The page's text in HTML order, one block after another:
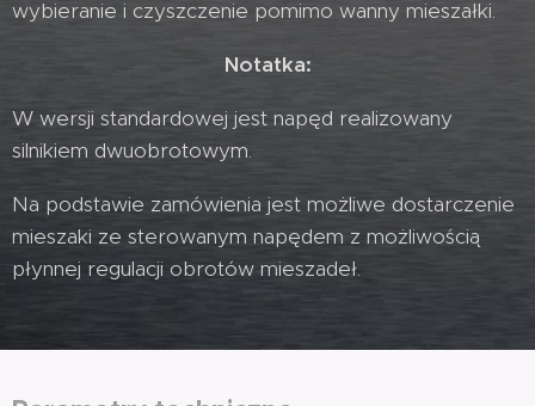
wybieranie i czyszczenie pomimo wanny mieszałki.
Notatka:
W wersji standardowej jest napęd realizowany
silnikiem dwuobrotowym.
Na podstawie zamówienia jest możliwe dostarczenie
mieszaki ze sterowanym napędem z możliwością
płynnej regulacji obrotów mieszadeł.